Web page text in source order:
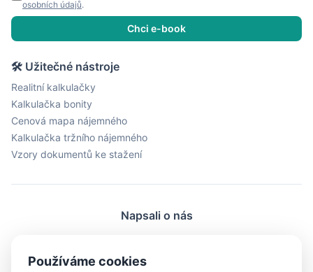
osobních údajů.
Chci e-book
🛠 Užitečné nástroje
Realitní kalkulačky
Kalkulačka bonity
Cenová mapa nájemného
Kalkulačka tržního nájemného
Vzory dokumentů ke stažení
Napsali o nás
Používáme cookies